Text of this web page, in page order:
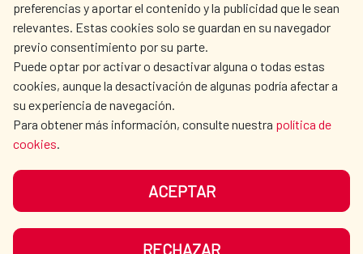
preferencias y aportar el contenido y la publicidad que le sean
relevantes. Estas cookies solo se guardan en su navegador
previo consentimiento por su parte.
Puede optar por activar o desactivar alguna o todas estas
cookies, aunque la desactivación de algunas podría afectar a
su experiencia de navegación.
Para obtener más información, consulte nuestra política de
cookies.
ACEPTAR
RECHAZAR
OUR SOCIAL MEDIA
DATA PROTECTION